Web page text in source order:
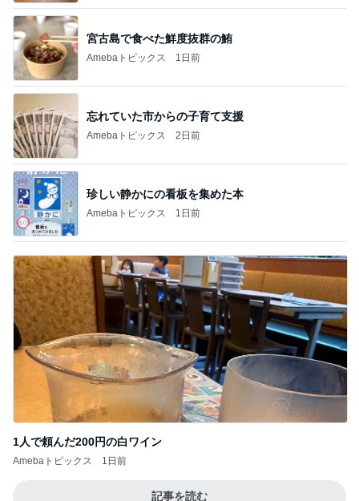
宮古島で食べた鮮度抜群の鮪
Amebaトピックス 1日前
忘れていた市からの子育て支援
Amebaトピックス 2日前
珍しい静かにの看板を集めた本
Amebaトピックス 1日前
1人で頼んだ200円の白ワイン
Amebaトピックス 1日前
記事を読む